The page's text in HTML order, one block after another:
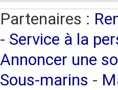
Partenaires :
- Service à la
Annoncer une
Sous-marins -